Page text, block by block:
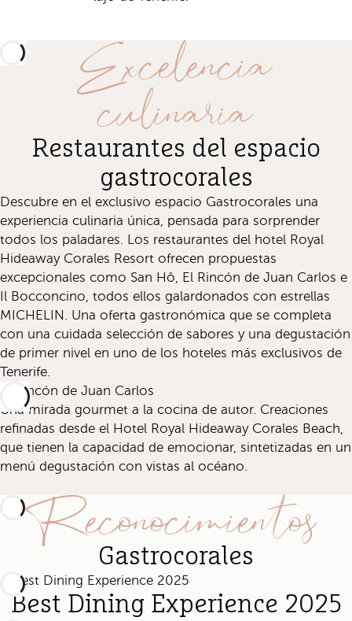
Excelencia
culinaria
Restaurantes del espacio
gastrocorales
Descubre en el exclusivo espacio Gastrocorales una
experiencia culinaria única, pensada para sorprender
todos los paladares. Los restaurantes del hotel Royal
Hideaway Corales Resort ofrecen propuestas
excepcionales como San Hô, El Rincón de Juan Carlos e
Il Bocconcino, todos ellos galardonados con estrellas
MICHELIN. Una oferta gastronómica que se completa
con una cuidada selección de sabores y una degustación
de primer nivel en uno de los hoteles más exclusivos de
Tenerife.
El Rincón de Juan Carlos
Una mirada gourmet a la cocina de autor. Creaciones
refinadas desde el Hotel Royal Hideaway Corales Beach,
que tienen la capacidad de emocionar, sintetizadas en un
menú degustación con vistas al océano.
Reconocimientos
Gastrocorales
Best Dining Experience 2025